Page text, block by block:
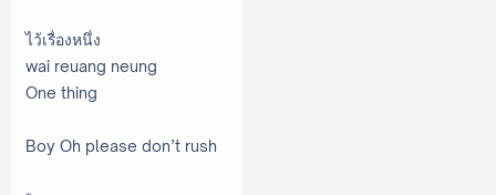
ไว้เรื่องหนึ่ง
wai reuang neung
One thing
Boy Oh please don’t rush